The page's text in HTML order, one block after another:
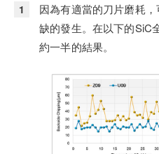
因為有適當的刀片磨耗
缺的發生。在以下的SiC
約一半的結果。